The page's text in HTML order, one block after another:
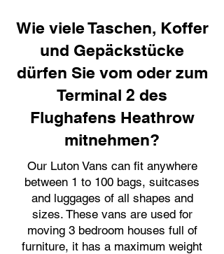
Wie viele Taschen, Koffer
und Gepäckstücke
dürfen Sie vom oder zum
Terminal 2 des
Flughafens Heathrow
mitnehmen?
Our Luton Vans can fit anywhere
between 1 to 100 bags, suitcases
and luggages of all shapes and
sizes. These vans are used for
moving 3 bedroom houses full of
furniture, it has a maximum weight